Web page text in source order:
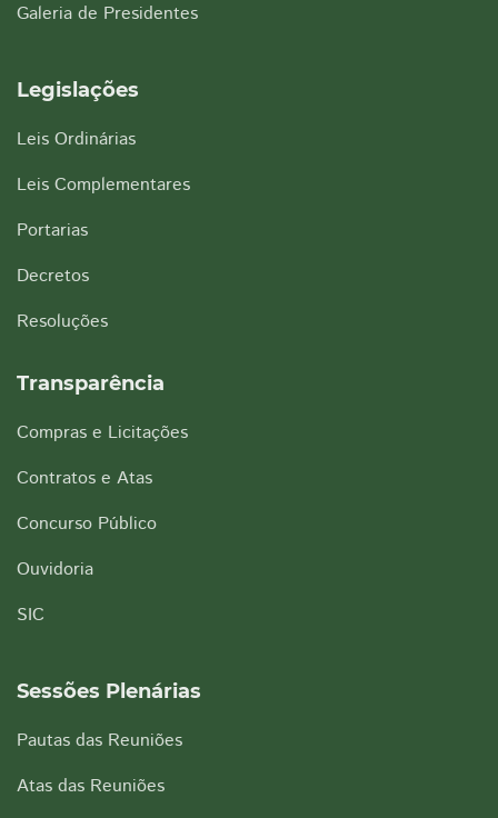
Galeria de Presidentes
Legislações
Leis Ordinárias
Leis Complementares
Portarias
Decretos
Resoluções
Transparência
Compras e Licitações
Contratos e Atas
Concurso Público
Ouvidoria
SIC
Sessões Plenárias
Pautas das Reuniões
Atas das Reuniões